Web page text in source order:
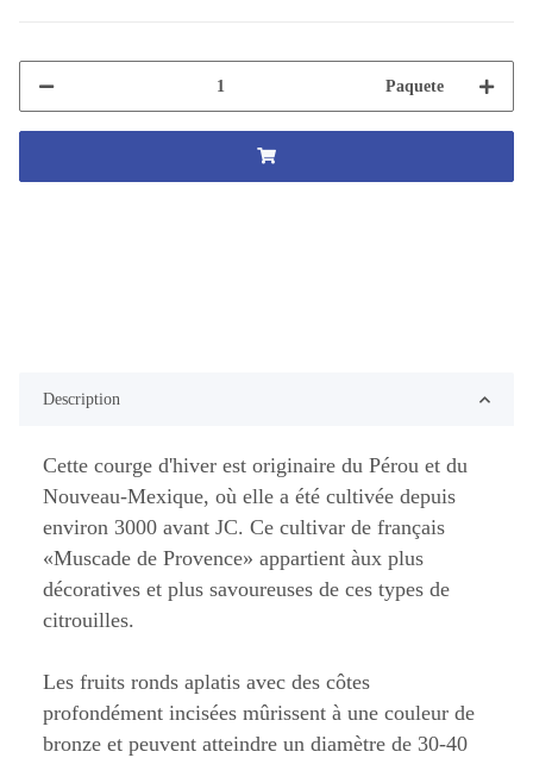
Paquete
Description
Cette courge d'hiver est originaire du Pérou et du
Nouveau-Mexique, où elle a été cultivée depuis
environ 3000 avant JC. Ce cultivar de français
«Muscade de Provence» appartient àux plus
décoratives et plus savoureuses de ces types de
citrouilles.
Les fruits ronds aplatis avec des côtes
profondément incisées mûrissent à une couleur de
bronze et peuvent atteindre un diamètre de 30-40